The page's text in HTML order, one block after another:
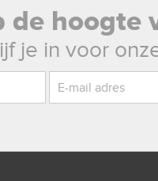
hoogte
je in voor